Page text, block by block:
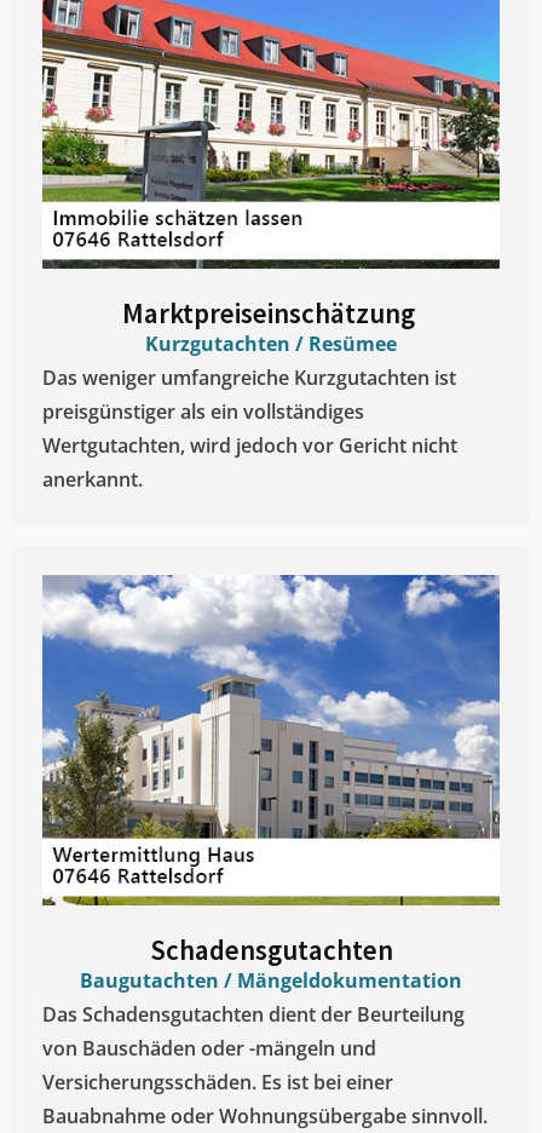
Marktpreiseinschätzung ​
Kurzgutachten / Resümee
Das weniger umfangreiche Kurzgutachten ist
preisgünstiger als ein vollständiges
Wertgutachten, wird jedoch vor Gericht nicht
anerkannt.
Schadensgutachten
Baugutachten / Mängeldokumentation
Das Schadensgutachten dient der Beurteilung
von Bauschäden oder -mängeln und
Versicherungsschäden. Es ist bei einer
Bauabnahme oder Wohnungsübergabe sinnvoll.